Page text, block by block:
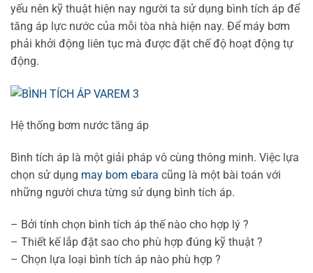
yếu nên kỹ thuật hiện nay người ta sử dụng bình tích áp để
tăng áp lực nước của mỗi tòa nhà hiện nay. Để máy bơm
phải khởi động liên tục mà được đặt chế độ hoạt động tự
động.
Hệ thống bơm nước tăng áp
Bình tích áp là một giải pháp vô cùng thông minh. Việc lựa
chọn sử dụng may bom ebara cũng là một bài toán với
những người chưa từng sử dụng bình tích áp.
– Bởi tính chọn bình tích áp thế nào cho hợp lý ?
– Thiết kế lắp đặt sao cho phù hợp đúng kỹ thuật ?
– Chọn lựa loại bình tích áp nào phù hợp ?